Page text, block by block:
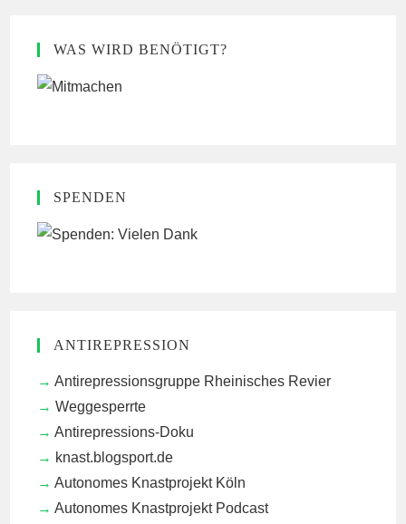
WAS WIRD BENÖTIGT?
SPENDEN
ANTIREPRESSION
Antirepressionsgruppe Rheinisches Revier
Weggesperrte
Antirepressions-Doku
knast.blogsport.de
Autonomes Knastprojekt Köln
Autonomes Knastprojekt Podcast